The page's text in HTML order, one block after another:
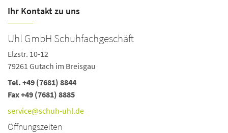
Ihr Kontakt zu uns
Uhl GmbH Schuhfachgeschäft
Elzstr. 10-12
79261 Gutach im Breisgau
Tel. +49 (7681) 8844
Fax +49 (7681) 8885
service@schuh-uhl.de
Öffnungszeiten